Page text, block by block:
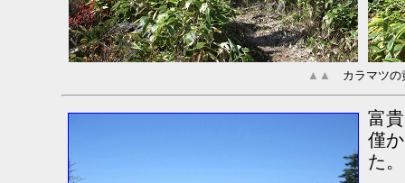
▲▲ カラマツの
富
僅
た。